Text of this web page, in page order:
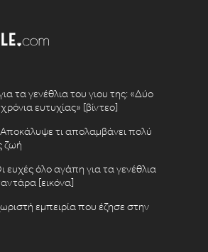
τα γενέθλια του γιου της: «Δύο
ευτυχίας» [βίντεο]
τι απολαμβάνει πολύ
ζωή
ευχές όλο αγάπη για τα γενέθλια
[εικόνα]
εμπειρία που έζησε στην